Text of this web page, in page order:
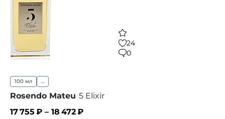
24
0
100 мл ...
Rosendo Mateu 5 Elixir
17 755 ₽ – 18 472₽